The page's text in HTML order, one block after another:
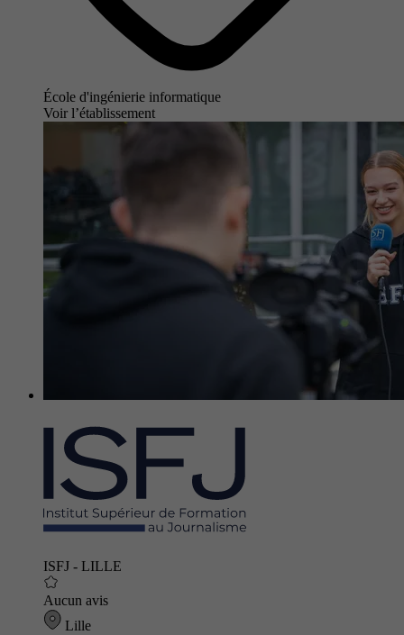
École d'ingénierie informatique
Voir l’établissement
ISFJ - LILLE
Aucun avis
Lille